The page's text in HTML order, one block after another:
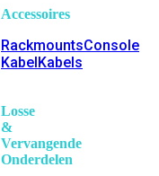
Accessoires
RackmountsConsole
KabelKabels
Losse
&
Vervangende
Onderdelen